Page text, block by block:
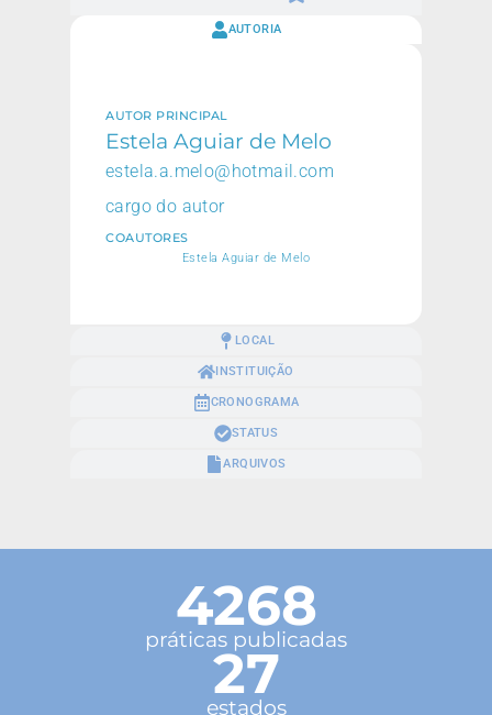
AUTORIA
LOCAL
INSTITUIÇÃO
CRONOGRAMA
STATUS
ARQUIVOS
AUTOR PRINCIPAL
Estela Aguiar de Melo
estela.a.melo@hotmail.com
cargo do autor
COAUTORES
Estela Aguiar de Melo
4268
práticas publicadas
27
estados